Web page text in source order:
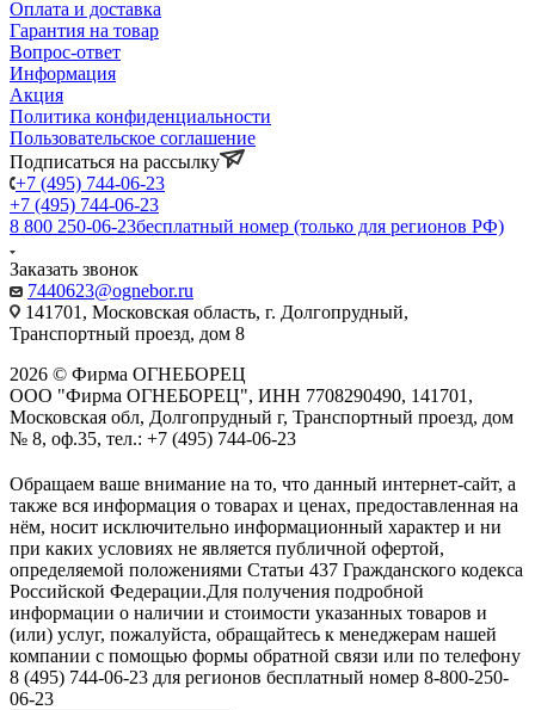
Оплата и доставка
Гарантия на товар
Вопрос-ответ
Информация
Акция
Политика конфиденциальности
Пользовательское соглашение
Подписаться на рассылку
+7 (495) 744-06-23
+7 (495) 744-06-23
8 800 250-06-23бесплатный номер (только для регионов РФ)
Заказать звонок
7440623@ognebor.ru
141701, Московская область, г. Долгопрудный,
Транспортный проезд, дом 8
2026 © Фирма ОГНЕБОРЕЦ
ООО "Фирма ОГНЕБОРЕЦ", ИНН 7708290490, 141701,
Московская обл, Долгопрудный г, Транспортный проезд, дом
№ 8, оф.35, тел.: +7 (495) 744-06-23
Обращаем ваше внимание на то, что данный интернет-сайт, а
также вся информация о товарах и ценах, предоставленная на
нём, носит исключительно информационный характер и ни
при каких условиях не является публичной офертой,
определяемой положениями Статьи 437 Гражданского кодекса
Российской Федерации.Для получения подробной
информации о наличии и стоимости указанных товаров и
(или) услуг, пожалуйста, обращайтесь к менеджерам нашей
компании с помощью формы обратной связи или по телефону
8 (495) 744-06-23 для регионов бесплатный номер 8-800-250-
06-23